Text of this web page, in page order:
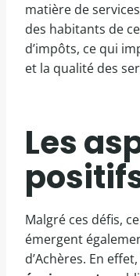
matière de
des habitants de
d’impôts, ce qui
et la qualité des
Les
Malgré ces défis,
émergent
d’Achères. En